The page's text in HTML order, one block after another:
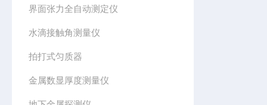
界面张力全自动测定仪
水滴接触角测量仪
拍打式匀质器
金属数显厚度测量仪